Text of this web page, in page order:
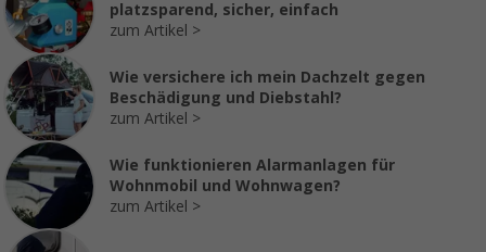
platzsparend, sicher, einfach
zum Artikel
Wie versichere ich mein Dachzelt gegen
Beschädigung und Diebstahl?
zum Artikel
Wie funktionieren Alarmanlagen für
Wohnmobil und Wohnwagen?
zum Artikel